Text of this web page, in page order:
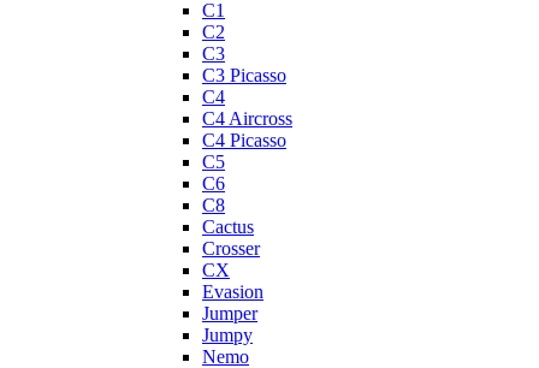
C1
C2
C3
C3 Picasso
C4
C4 Aircross
C4 Picasso
C5
C6
C8
Cactus
Crosser
CX
Evasion
Jumper
Jumpy
Nemo